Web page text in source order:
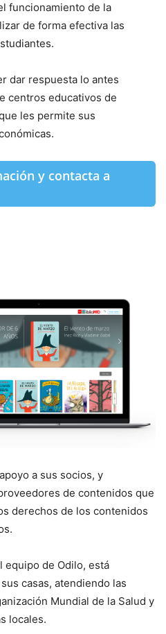
funcionamiento de la
de forma efectiva las
dar respuesta lo antes
centros educativos de
les permite sus
y contacta a
a sus socios, y
de contenidos que
derechos de los contenidos
equipo de Odilo, está
casas, atendiendo las
Mundial de la Salud y
locales.